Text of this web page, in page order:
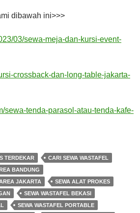
dibawah ini>>>
03/sewa-meja-dan-kursi-event-
crossback-dan-long-table-jakarta-
sewa-tenda-parasol-atau-tenda-kafe-
TERDEKAR
CARI SEWA WASTAFEL
BANDUNG
JAKARTA
SEWA ALAT PROKES
SEWA WASTAFEL BEKASI
SEWA WASTAFEL PORTABLE